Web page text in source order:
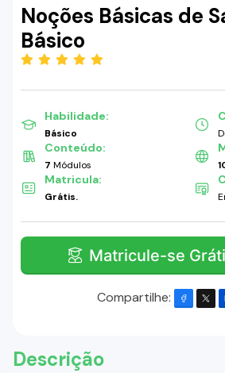
Noções Básicas de
Básico
Habilidade:
Básico
Conteúdo:
7 Módulos
Matricula:
Grátis.
Matricule-se
Compartilhe:
Descrição